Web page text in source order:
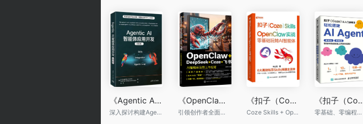
《Agentic AI智能体应用开发》（第2版）
深入探讨构建Agentic系统的各种设计模式，给出复杂场景多智能体架构的实现方案
《OpenClaw+DeepSeek+Coze+飞书：AI智能体高效工作指南》
引领创作者全面迈入AI智能体（Agent）时代的自动化实战指南
《扣子（Coze）Skills+OpenClaw 实战：零基础玩转AI智能体》
Coze Skills + OpenClaw，让AI帮你全自动干活
《扣子（Coze）从入门到精
零基础、零编程玩转AI智能体